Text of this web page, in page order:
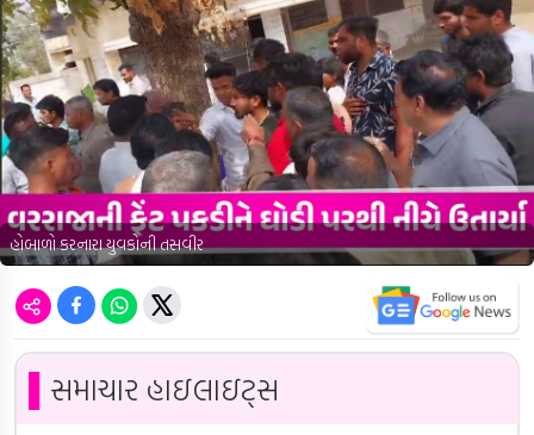
હોબાળો કરનારા યુવકોની તસવીર
સમાચાર હાઇલાઇટ્સ